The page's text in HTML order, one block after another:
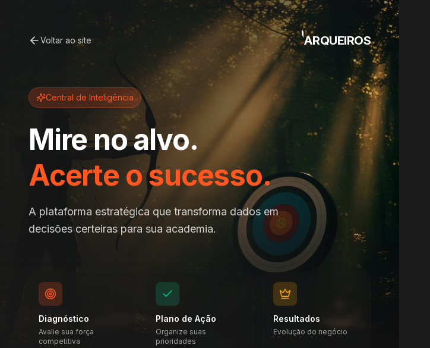
Voltar ao site ARQUEIROS
Central de Inteligência
Mire no alvo.
Acerte o sucesso.
A plataforma estratégica que transforma dados em
decisões certeiras para sua academia.
Diagnóstico
Avalie sua força
competitiva
Plano de Ação
Organize suas
prioridades
Resultados
Evolução do negócio